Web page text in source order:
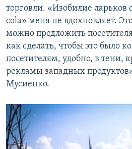
торговли. «Изобилие ларьков
cola» меня не вдохновляет.
можно предложить
как сделать, чтобы это было
посетителям, удобно, в тени,
рекламы западных
Мусиенко.